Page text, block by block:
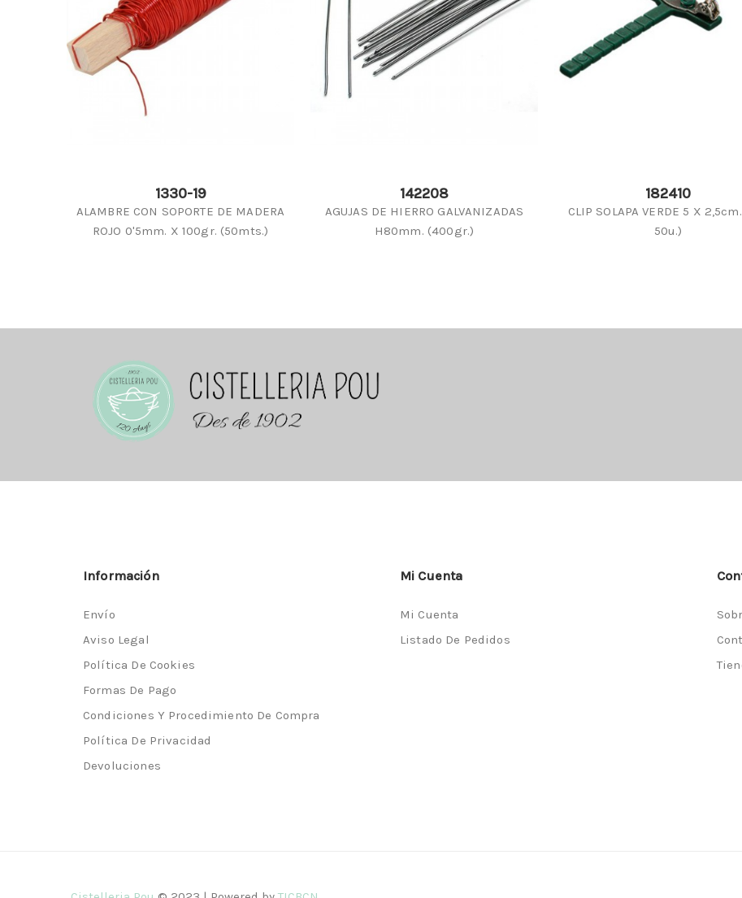
1330-19
ALAMBRE CON SOPORTE DE MADERA
ROJO 0'5mm. X 100gr. (50mts.)
142208
AGUJAS DE HIERRO GALVANIZADAS
H80mm. (400gr.)
182410
CLIP SOLAPA VERDE 5 X
50u.)
Información
Envío
Aviso Legal
Política De Cookies
Formas De Pago
Condiciones Y Procedimiento De Compra
Política De Privacidad
Devoluciones
Mi Cuenta
Mi Cuenta
Listado De Pedidos